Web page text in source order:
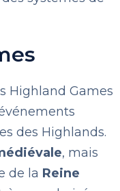
Highland Games
des Highlands.
, mais
de la Reine